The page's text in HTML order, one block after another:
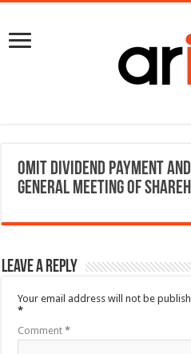
Omit dividend payment
General Meeting of
Leave a Reply
Your email address will not be
*
Comment*